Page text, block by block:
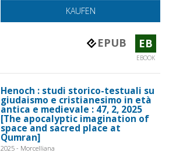
KAUFEN
EPUB EB
EBOOK
Henoch : studi storico-testuali su
giudaismo e cristianesimo in età
antica e medievale : 47, 2, 2025
[The apocalyptic imagination of
space and sacred place at
Qumran]
2025 - Morcelliana